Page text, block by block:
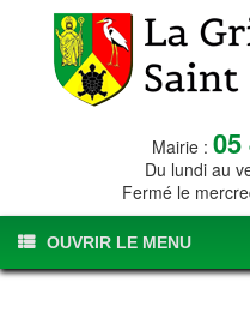
Mairie : 05
Du lundi au
Fermé le
OUVRIR LE MENU